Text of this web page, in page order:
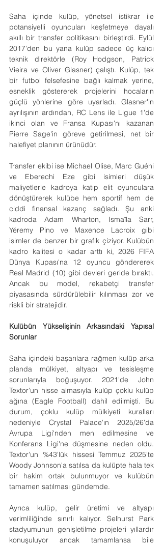
Saha içinde kulüp, yönetsel istikrar ile
potansiyelli oyuncuları keşfetmeye dayalı
akıllı bir transfer politikasını birleştirdi. Eylül
2017'den bu yana kulüp sadece üç kalıcı
teknik direktörle (Roy Hodgson, Patrick
Vieira ve Oliver Glasner) çalıştı. Kulüp, tek
bir futbol felsefesine bağlı kalmak yerine,
esneklik göstererek projelerini hocaların
güçlü yönlerine göre uyarladı. Glasner'in
ayrılışının ardından, RC Lens ile Ligue 1'de
ikinci olan ve Fransa Kupası'nı kazanan
Pierre Sage'in göreve getirilmesi, net bir
halefiyet planının ürünüdür.
Transfer ekibi ise Michael Olise, Marc Guéhi
ve Eberechi Eze gibi isimleri düşük
maliyetlerle kadroya katıp elit oyunculara
dönüştürerek kulübe hem sportif hem de
ciddi finansal kazanç sağladı. Şu anki
kadroda Adam Wharton, Ismaïla Sarr,
Yéremy Pino ve Maxence Lacroix gibi
isimler de benzer bir grafik çiziyor. Kulübün
kadro kalitesi o kadar arttı ki, 2026 FIFA
Dünya Kupası'na 12 oyuncu göndererek
Real Madrid (10) gibi devleri geride bıraktı.
Ancak bu model, rekabetçi transfer
piyasasında sürdürülebilir kılınması zor ve
riskli bir stratejidir.
Kulübün Yükselişinin Arkasındaki Yapısal
Sorunlar
Saha içindeki başarılara rağmen kulüp arka
planda mülkiyet, altyapı ve tesisleşme
sorunlarıyla boğuşuyor. 2021'de John
Textor'un hisse almasıyla kulüp çoklu kulüp
ağına (Eagle Football) dahil edilmişti. Bu
durum, çoklu kulüp mülkiyeti kuralları
nedeniyle Crystal Palace'ın 2025/26'da
Avrupa Ligi'nden men edilmesine ve
Konferans Ligi'ne düşmesine neden oldu.
Textor'un %43'lük hissesi Temmuz 2025'te
Woody Johnson'a satılsa da kulüpte hala tek
bir hakim ortak bulunmuyor ve kulübün
tamamen satılması gündemde.
Ayrıca kulüp, gelir üretimi ve altyapı
verimliliğinde sınırlı kalıyor. Selhurst Park
stadyumunun genişletilme projeleri yıllardır
konuşuluyor ancak tamamlansa bile